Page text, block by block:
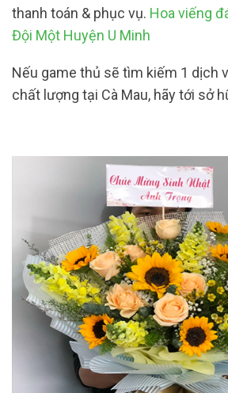
thanh toán & phục vụ. Hoa viếng
Đội Một Huyện U Minh
Nếu game thủ sẽ tìm kiếm 1 dịch
chất lượng tại Cà Mau, hãy tới sở